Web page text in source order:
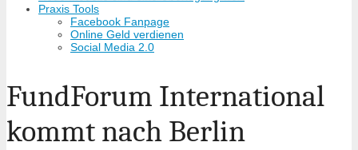
Praxis Tools
Facebook Fanpage
Online Geld verdienen
Social Media 2.0
FundForum International
kommt nach Berlin